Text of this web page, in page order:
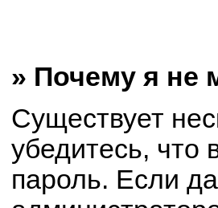
» Почему я не
Существует
убедитесь, что
пароль. Если